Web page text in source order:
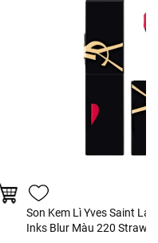
Son Kem Lì Yves Saint
Inks Blur Màu 220